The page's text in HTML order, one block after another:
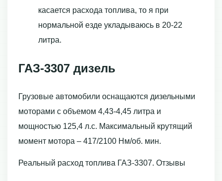
касается расхода топлива, то я при
нормальной езде укладываюсь в 20-22
литра.
ГАЗ-3307 дизель
Грузовые автомобили оснащаются дизельными
моторами с объемом 4,43-4,45 литра и
мощностью 125,4 л.с. Максимальный крутящий
момент мотора – 417/2100 Нм/об. мин.
Реальный расход топлива ГАЗ-3307. Отзывы